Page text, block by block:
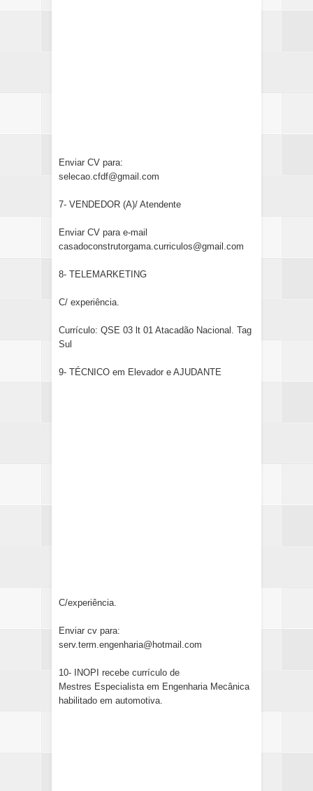
Enviar CV para:
selecao.cfdf@gmail.com
7- VENDEDOR (A)/ Atendente
Enviar CV para e-mail
casadoconstrutorgama.curriculos@gmail.com
8- TELEMARKETING
C/ experiência.
Currículo: QSE 03 lt 01 Atacadão Nacional. Tag
Sul
9- TÉCNICO em Elevador e AJUDANTE
C/experiência.
Enviar cv para:
serv.term.engenharia@hotmail.com
10- INOPI recebe currículo de
Mestres Especialista em Engenharia Mecânica
habilitado em automotiva.